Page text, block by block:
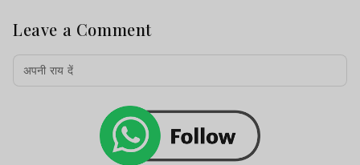
Leave a Comment